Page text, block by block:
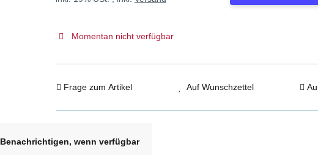
Momentan nicht verfügbar
Frage zum Artikel Auf Wunschzettel
Benachrichtigen, wenn verfügbar